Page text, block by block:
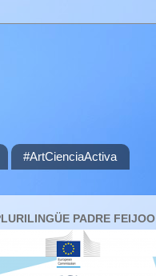
#ArtCienciaActiva
PADRE FEIJOO